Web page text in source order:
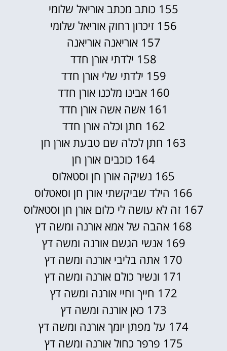
155 כותב מכתב אוריאל שלומי
156 זיכרון רחוק אוריאל שלומי
157 אוריאנה אוריאנה
158 ילדתי אורן חדד
159 ילדתי שלי אורן חדד
160 אבינו מלכנו אורן חדד
161 אשה אשה אורן חדד
162 חתן וכלה אורן חדד
163 חתן לכלה שם טבעת אורן חן
164 כוכבים אורן חן
165 נשיקה אורן חן וסטאלוס
166 הילד שביקשתי אורן חן וסאטלוס
167 זה לא עושה לי כלום אורן חן וסטאלוס
168 אהבה של אמא אורנה ומשה דץ
169 אנשי הגשם אורנה ומשה דץ
170 אתה בליבי אורנה ומשה דץ
171 ונשיר כולם אורנה ומשה דץ
172 חייך וחיי אורנה ומשה דץ
173 כאן אורנה ומשה דץ
174 על מפתן יומך אורנה ומשה דץ
175 פרפר כחול אורנה ומשה דץ